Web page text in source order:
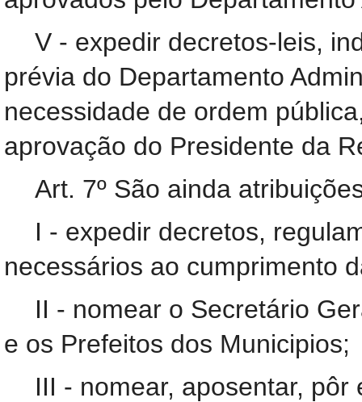
V - expedir decretos-leis,
prévia do Departamento
necessidade de ordem
aprovação do Presidente da
Art. 7º São ainda
I - expedir decretos,
necessários ao cumprimento
II - nomear o Secretário
e os Prefeitos dos Municipios;
III - nomear, aposentar,